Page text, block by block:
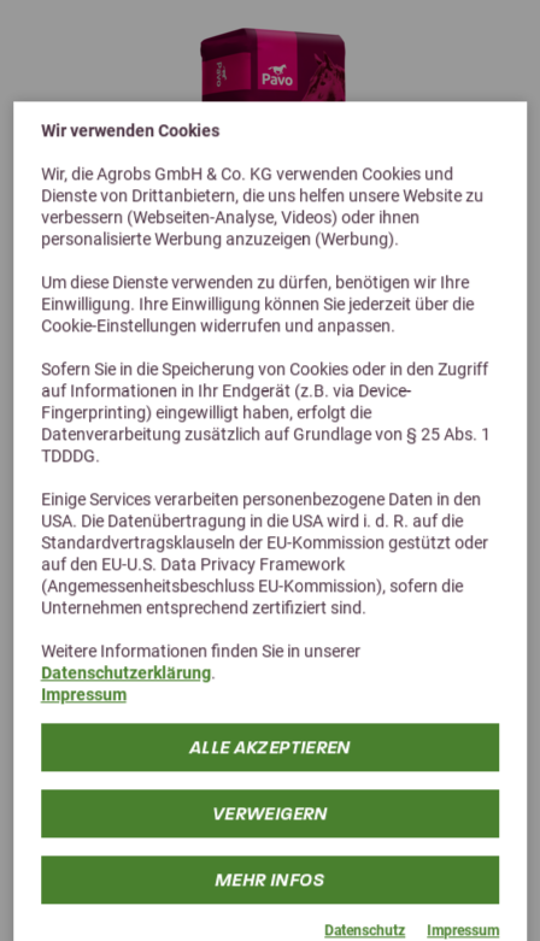
Wir verwenden Cookies
Wir, die Agrobs GmbH & Co. KG verwenden Cookies und
Dienste von Drittanbietern, die uns helfen unsere Website zu
verbessern (Webseiten-Analyse, Videos) oder ihnen
personalisierte Werbung anzuzeigen (Werbung).
Um diese Dienste verwenden zu dürfen, benötigen wir Ihre
Einwilligung. Ihre Einwilligung können Sie jederzeit über die
Cookie-Einstellungen widerrufen und anpassen.
Sofern Sie in die Speicherung von Cookies oder in den Zugriff
auf Informationen in Ihr Endgerät (z.B. via Device-
Fingerprinting) eingewilligt haben, erfolgt die
Datenverarbeitung zusätzlich auf Grundlage von § 25 Abs. 1
TDDDG.
Einige Services verarbeiten personenbezogene Daten in den
USA. Die Datenübertragung in die USA wird i. d. R. auf die
Standardvertragsklauseln der EU-Kommission gestützt oder
auf den EU-U.S. Data Privacy Framework
(Angemessenheitsbeschluss EU-Kommission), sofern die
Unternehmen entsprechend zertifiziert sind.
Weitere Informationen finden Sie in unserer
Datenschutzerklärung.
Impressum
ALLE AKZEPTIEREN
VERWEIGERN
MEHR INFOS
Datenschutz Impressum
5,0 (3 Bewertungen)
Pavo 18Plus Fibre 12kg
22,80 €
Previous Next
Alternative Produkte